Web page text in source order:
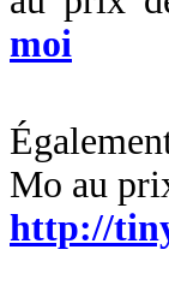
moi
Mo au
http://